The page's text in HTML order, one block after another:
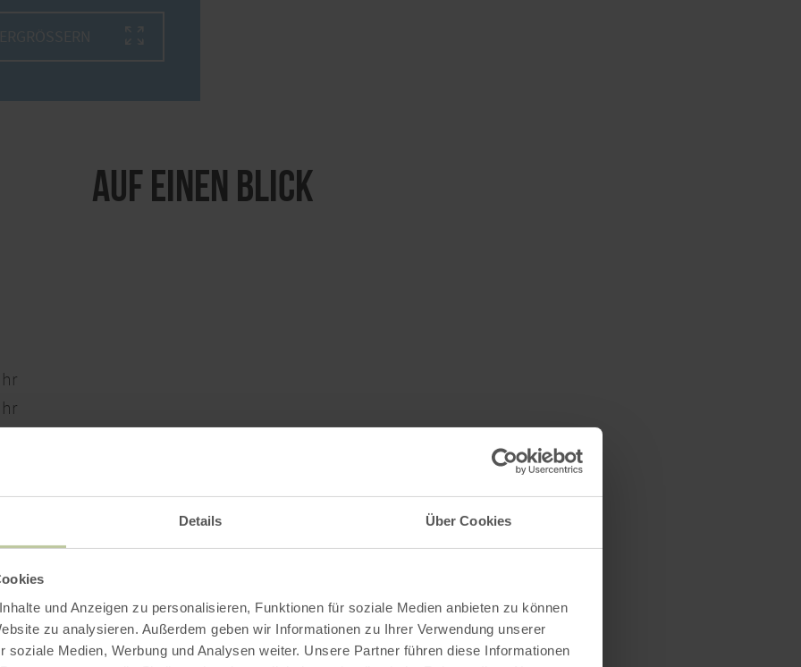
Details Über Cookies
und Anzeigen zu personalisieren, Funktionen für soziale Medien anbieten zu können
zu analysieren. Außerdem geben wir Informationen zu Ihrer Verwendung unserer
soziale Medien, Werbung und Analysen weiter. Unsere Partner führen diese Informationen
Auf einen Blick